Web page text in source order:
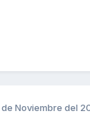
de Noviembre del